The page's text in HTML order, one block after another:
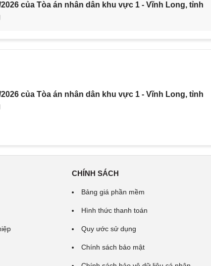
của Tòa án nhân dân khu vực 1 - Vĩnh Long, tỉnh
của Tòa án nhân dân khu vực 1 - Vĩnh Long, tỉnh
CHÍNH SÁCH
Bảng giá phần mềm
Hình thức thanh toán
Quy ước sử dụng
Chính sách bảo mật